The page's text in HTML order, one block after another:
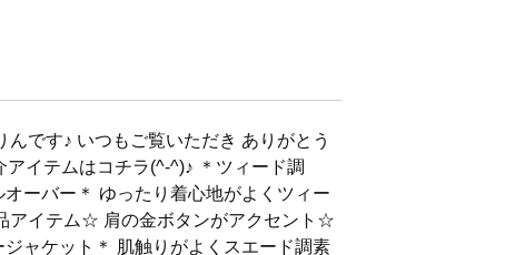
んです♪ いつもご覧いただき ありがとう
イテムはコチラ(^-^)♪ ＊ツィード調
バー＊ ゆったり着心地がよくツィー
アイテム☆ 肩の金ボタンがアクセント☆
ジャケット＊ 肌触りがよくスエード調素